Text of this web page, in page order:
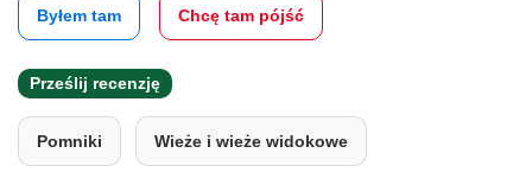
Byłem tam Chcę tam pójść
Prześlij recenzję
Pomniki Wieże i wieże widokowe